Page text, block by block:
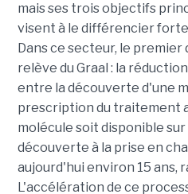
mais ses trois objectifs
visent à le différencier
Dans ce secteur, le
relève du Graal : la
entre la découverte d'une
prescription du traitement
molécule soit disponible sur
découverte à la prise en
aujourd'hui environ 15 ans,
L'accélération de ce